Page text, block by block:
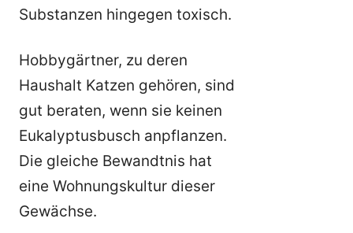
Substanzen hingegen toxisch.
Hobbygärtner, zu deren
Haushalt Katzen gehören, sind
gut beraten, wenn sie keinen
Eukalyptusbusch anpflanzen.
Die gleiche Bewandtnis hat
eine Wohnungskultur dieser
Gewächse.